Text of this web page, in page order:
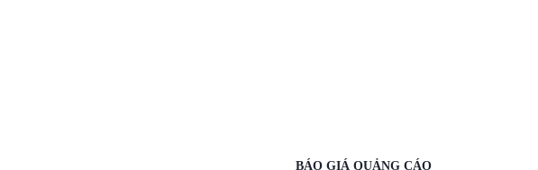
BÁO GIÁ QUẢNG CÁO